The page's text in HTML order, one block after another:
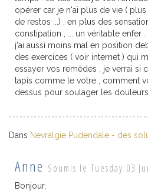
opérer car je n'ai plus de vie (
de restos ...) , en plus des
constipation , ... un véritable enfer .
j'ai aussi moins mal en position
des exercices ( voir internet ) qui
essayer vos remèdes , je verrai si
tapis comme le votre , comment
dessus pour soulager les
Dans Nevralgie Pudendale - des
Anne Soumis le Tuesday 03
Bonjour,